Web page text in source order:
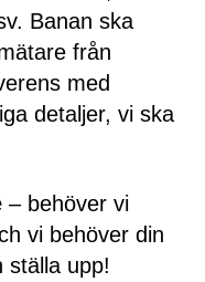
Banan ska
från
med
detaljer, vi ska
– behöver vi
vi behöver din
ställa upp!